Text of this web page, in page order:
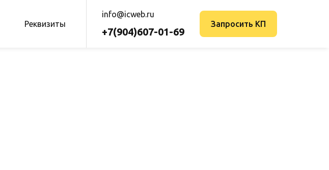
Реквизиты
info@icweb.ru
+7(904)607-01-69
Запросить КП